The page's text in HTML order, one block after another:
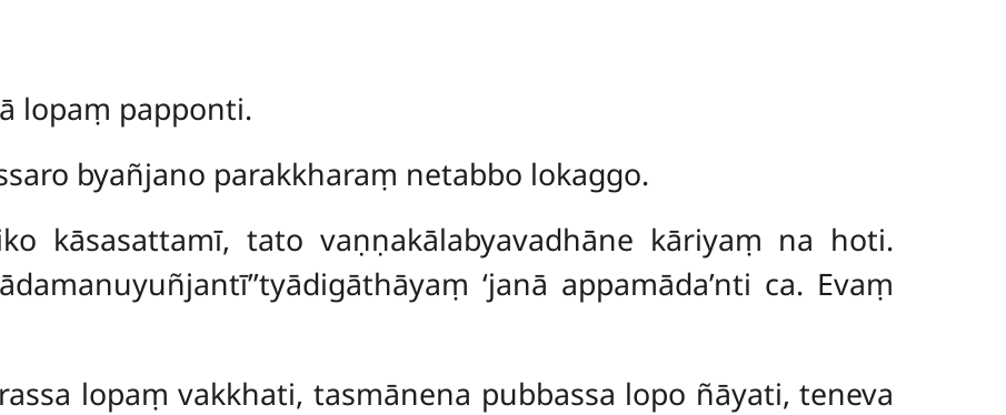
lopaṃ papponti.
byañjano parakkharaṃ netabbo lokaggo.
kāsasattamī, tato vaṇṇakālabyavadhāne kāriyaṃ na hoti.
‘janā appamāda’nti ca. Evaṃ
lopaṃ vakkhati, tasmānena pubbassa lopo ñāyati, teneva